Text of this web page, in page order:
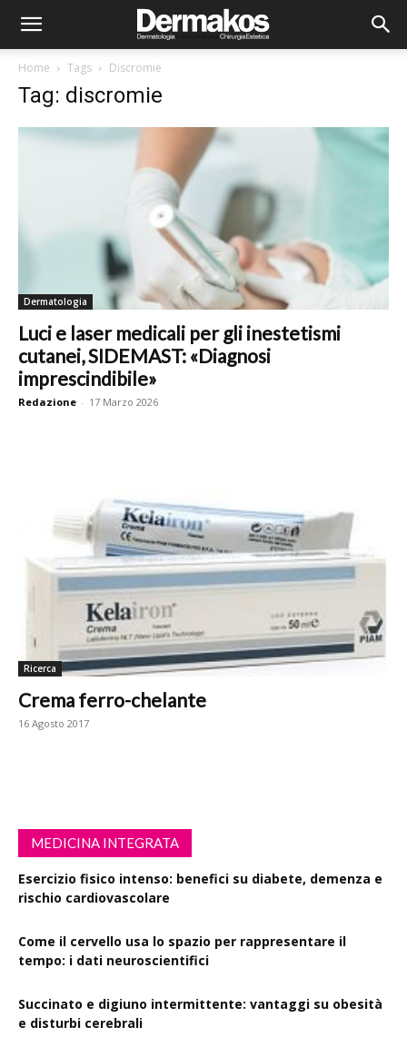
Home Tags Discromie
Tag: discromie
Dermatologia
Luci e laser medicali per gli inestetismi
cutanei, SIDEMAST: «Diagnosi
imprescindibile»
Redazione - 17 Marzo 2026
Ricerca
Crema ferro-chelante
16 Agosto 2017
MEDICINA INTEGRATA
Esercizio fisico intenso: benefici su diabete, demenza e
rischio cardiovascolare
Come il cervello usa lo spazio per rappresentare il
tempo: i dati neuroscientifici
Succinato e digiuno intermittente: vantaggi su obesità
e disturbi cerebrali